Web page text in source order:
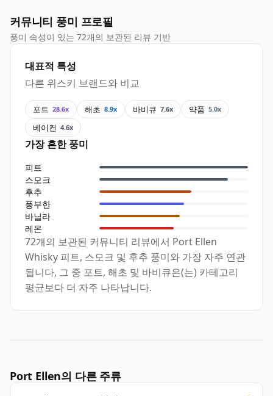
커뮤니티 풍미 프로필
풍미 속성이 있는 72개의 보관된 리뷰 기반
대표적 특성
다른 위스키 브랜드와 비교
포트 28.6x 해초 8.9x 바비큐 7.6x 약품 5.0x
베이컨 4.6x
가장 흔한 풍미
피트
스모크
후추
풍부한
바닐라
레몬
72개의 보관된 커뮤니티 리뷰에서 Port Ellen
Whisky 피트, 스모크 및 후추 풍미와 가장 자주 연관
됩니다, 그 중 포트, 해초 및 바비큐은(는) 카테고리
평균보다 더 자주 나타납니다.
Port Ellen의 다른 주류